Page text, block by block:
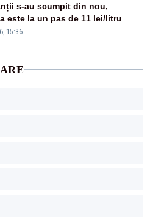
s-au scumpit din nou,
este la un pas de 11 lei/litru
15:36